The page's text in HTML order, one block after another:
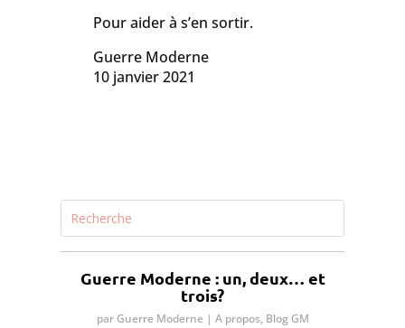
Pour aider à s’en sortir.
Guerre Moderne
10 janvier 2021
Guerre Moderne : un, deux… et
trois?
parGuerre Moderne | A propos, Blog GM